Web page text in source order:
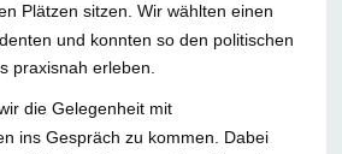
Plätzen sitzen. Wir wählten einen
und konnten so den politischen
praxisnah erleben.
die Gelegenheit mit
ins Gespräch zu kommen. Dabei